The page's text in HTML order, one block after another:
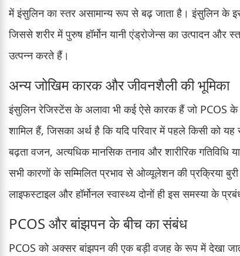
में इंसुलिन का स्तर असामान्य रूप से बढ़ जाता है। इंसुलिन के
जिससे शरीर में पुरुष हॉर्मोन यानी एंड्रोजेन्स का उत्पादन और
उत्पन्न करते हैं।
अन्य जोखिम कारक और जीवनशैली की भूमिका
इंसुलिन रेजिस्टेंस के अलावा भी कई ऐसे कारक हैं जो PCOS
शामिल हैं, जिसका अर्थ है कि यदि परिवार में पहले किसी को
बढ़ता वजन, अत्यधिक मानसिक तनाव और शारीरिक
सभी कारणों के सम्मिलित प्रभाव से ओव्यूलेशन की प्रक्रिया
लाइफस्टाइल और हॉर्मोनल स्वास्थ्य दोनों ही इस समस्या के
PCOS और बांझपन के बीच का संबंध
PCOS को अक्सर बांझपन की एक बड़ी वजह के रूप में देखा